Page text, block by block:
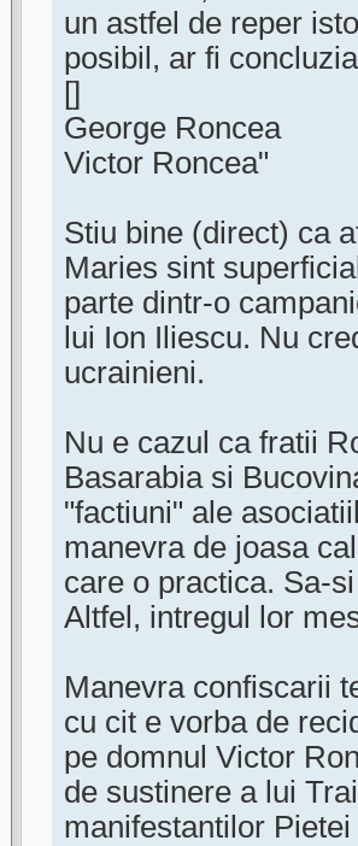
un astfel de reper
posibil, ar fi
[]
George Roncea
Victor Roncea"
Stiu bine (direct) ca
Maries sint
parte dintr-o
lui Ion Iliescu. Nu
ucrainieni.
Nu e cazul ca fratii
Basarabia si
"factiuni" ale
manevra de joasa
care o practica. Sa-
Altfel, intregul lor
Manevra confiscarii
cu cit e vorba de
pe domnul Victor
de sustinere a lui
manifestantilor